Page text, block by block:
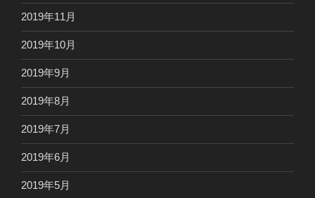
2019年11月
2019年10月
2019年9月
2019年8月
2019年7月
2019年6月
2019年5月